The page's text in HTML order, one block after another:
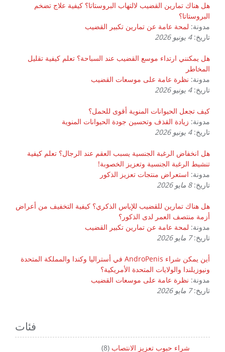
هل هناك تمارين القضيب لالتهاب البروستاتا؟ كيفية علاج تضخم
البروستاتا؟
مدونة: لمحة عامة عن تمارين تكبير القضيب
تاريخ:4 يونيو 2026
هل يمكنني ارتداء موسع القضيب عند السباحة؟ تعلم كيفية تقليل
المخاطر
مدونة: نظرة عامة على موسعات القضيب
تاريخ:4 يونيو 2026
كيف تجعل الحيوانات المنوية أقوى للحمل؟
مدونة: زيادة القذف وتحسين جودة الحيوانات المنوية
تاريخ:4 يونيو 2026
هل انخفاض الرغبة الجنسية يسبب العقم عند الرجال؟ تعلم كيفية
تنشيط الرغبة الجنسية وتعزيز الخصوبة!
مدونة: استعراض منتجات تعزيز الذكور
تاريخ:8 مايو 2026
هل هناك تمارين للقضيب للإياس الذكري؟ كيفية التخفيف من أعراض
أزمة منتصف العمر لدى الذكور؟
مدونة: لمحة عامة عن تمارين تكبير القضيب
تاريخ:7 مايو 2026
أين يمكن شراء AndroPenis في أستراليا وكندا والمملكة المتحدة
ونيوزيلندا والولايات المتحدة الأمريكية؟
مدونة: نظرة عامة على موسعات القضيب
تاريخ:7 مايو 2026
فئات
شراء حبوب تعزيز الانتصاب (8)